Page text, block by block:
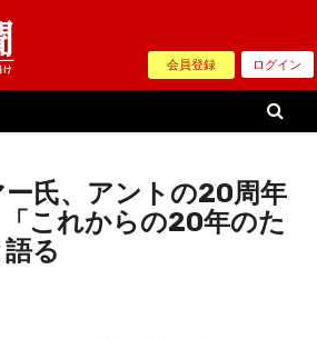
会員登録 ログイン
氏、アントの20周年
これからの20年のた
る